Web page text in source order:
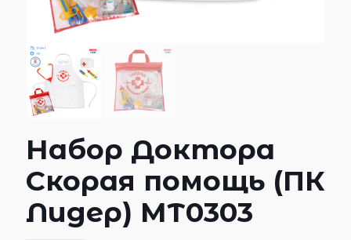
Набор Доктора
Скорая помощь (ПК
Лидер) МТ0303